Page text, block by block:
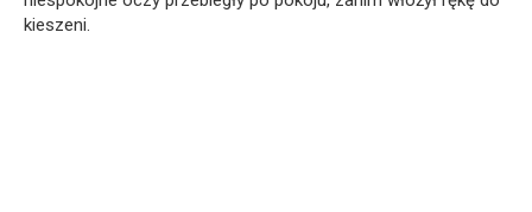
kieszeni.